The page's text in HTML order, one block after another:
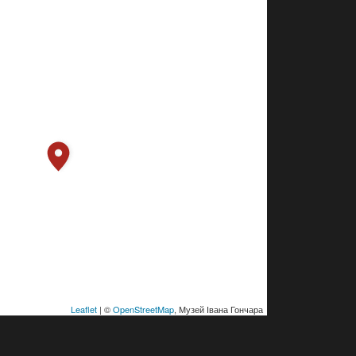
Leaflet | ©OpenStreetMap, Музей Івана Гончара